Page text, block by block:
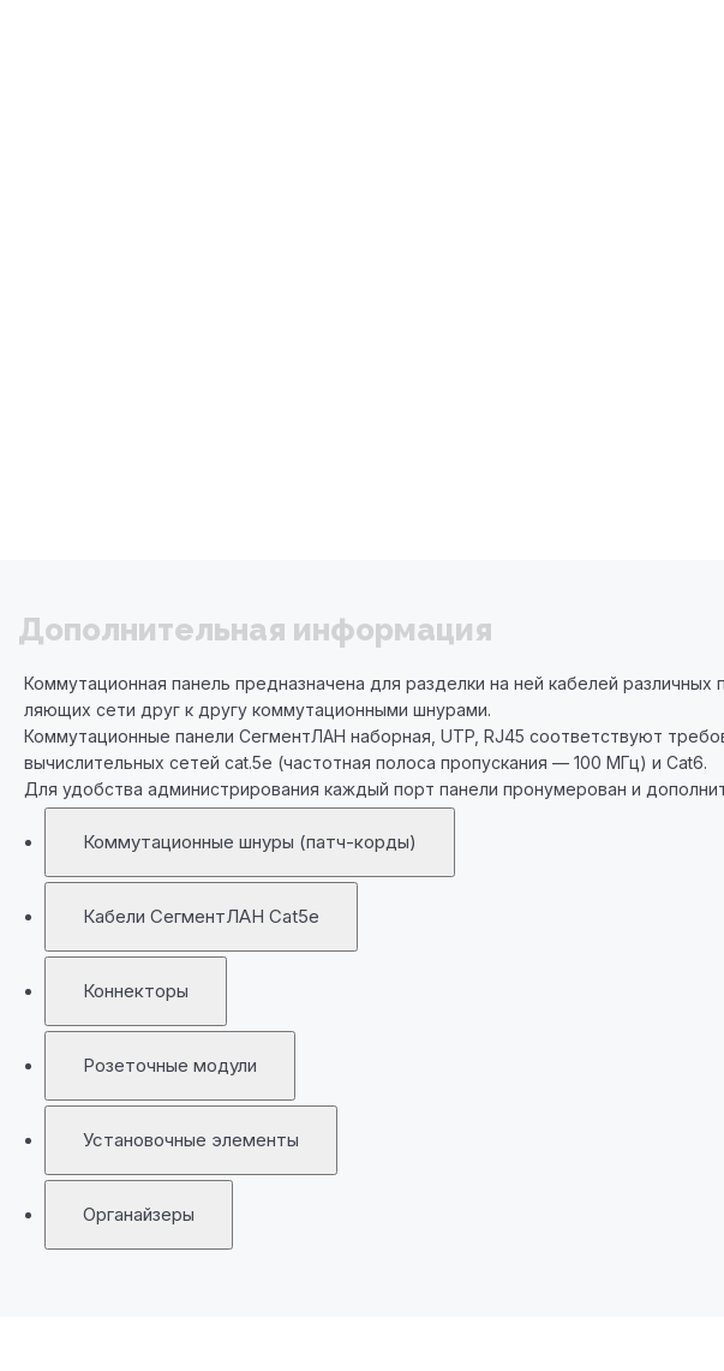
Дополнительная информация
Коммутационная панель предназначена для разделки на ней кабелей
ляющих сети друг к другу коммутационными шнурами.
Коммутационные панели СегментЛАН наборная, UTP, RJ45 соответствуют
вычислительных сетей cat.5e (частотная полоса пропускания — 100 МГц) и Cat6.
Для удобства администрирования каждый порт панели пронумерован и
Коммутационные шнуры (патч-корды)
Кабели СегментЛАН Cat5e
Коннекторы
Розеточные модули
Установочные элементы
Органайзеры